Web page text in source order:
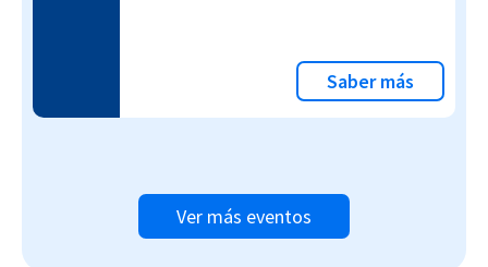
Saber más
Ver más eventos